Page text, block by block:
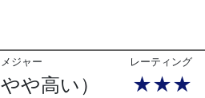
ジャー
や高い）
レーティング
★★★